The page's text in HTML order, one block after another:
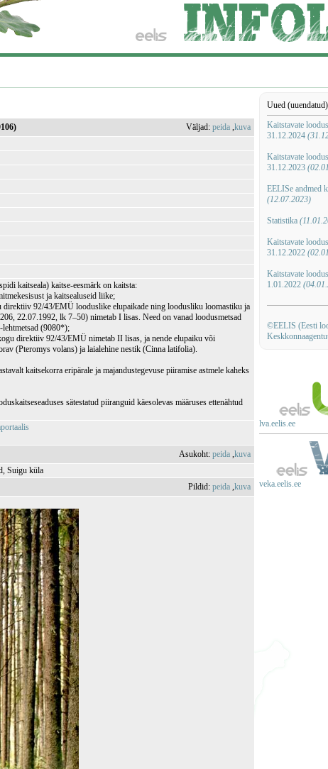
Uued
Kaitstavate
31.12.2024
Kaitstavate
31.12.2023
EELISe andmed
(12.07.2023)
Statistika
Kaitstavate
31.12.2022
Kaitstavate
1.01.2022
©EELIS (Eesti
lva.eelis.ee
veka.eelis.ee
Väljad:peida ,kuva
kaitseala) kaitse-eesmärk on kaitsta:
ja kaitsealuseid liike;
direktiiv 92/43/EMÜ looduslike elupaikade ning loodusliku loomastiku ja
22.07.1992, lk 7–50) nimetab I lisas. Need on vanad loodusmetsad
(9080*);
direktiiv 92/43/EMÜ nimetab II lisas, ja nende elupaiku või
(Pteromys volans) ja laialehine nestik (Cinna latifolia).
kaitsekorra eripärale ja majandustegevuse piiramise astmele kaheks
sätestatud piiranguid käesolevas määruses ettenähtud
Asukoht:peida ,kuva
Suigu küla
Pildid:peida ,kuva